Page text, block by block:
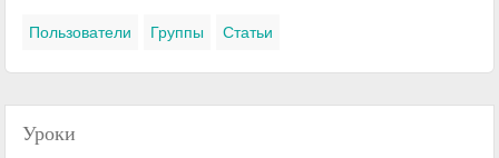
Пользователи Группы Статьи
Уроки